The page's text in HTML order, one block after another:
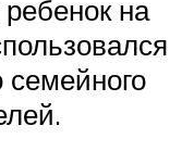
на
семейного